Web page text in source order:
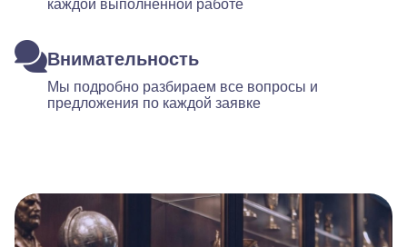
каждой выполненной работе
Внимательность
Мы подробно разбираем все вопросы и
предложения по каждой заявке